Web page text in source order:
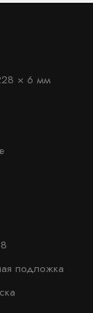
× 6 мм
подложка